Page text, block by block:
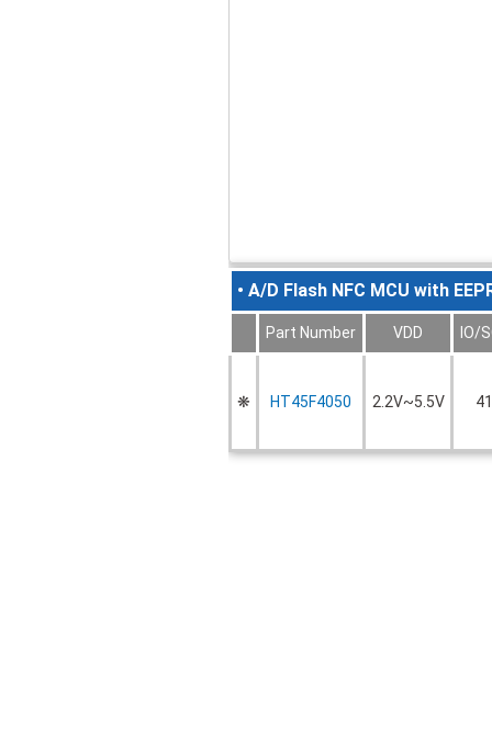
• A/D Flash NFC MCU with
Part Number VDD IO/
❋ HT45F4050 2.2V~5.5V